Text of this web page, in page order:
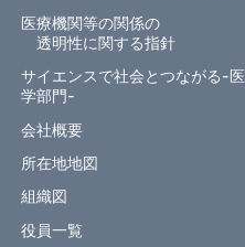
医療機関等の関係の
透明性に関する指針
サイエンスで社会とつながる-医
学部門-
会社概要
所在地地図
組織図
役員一覧